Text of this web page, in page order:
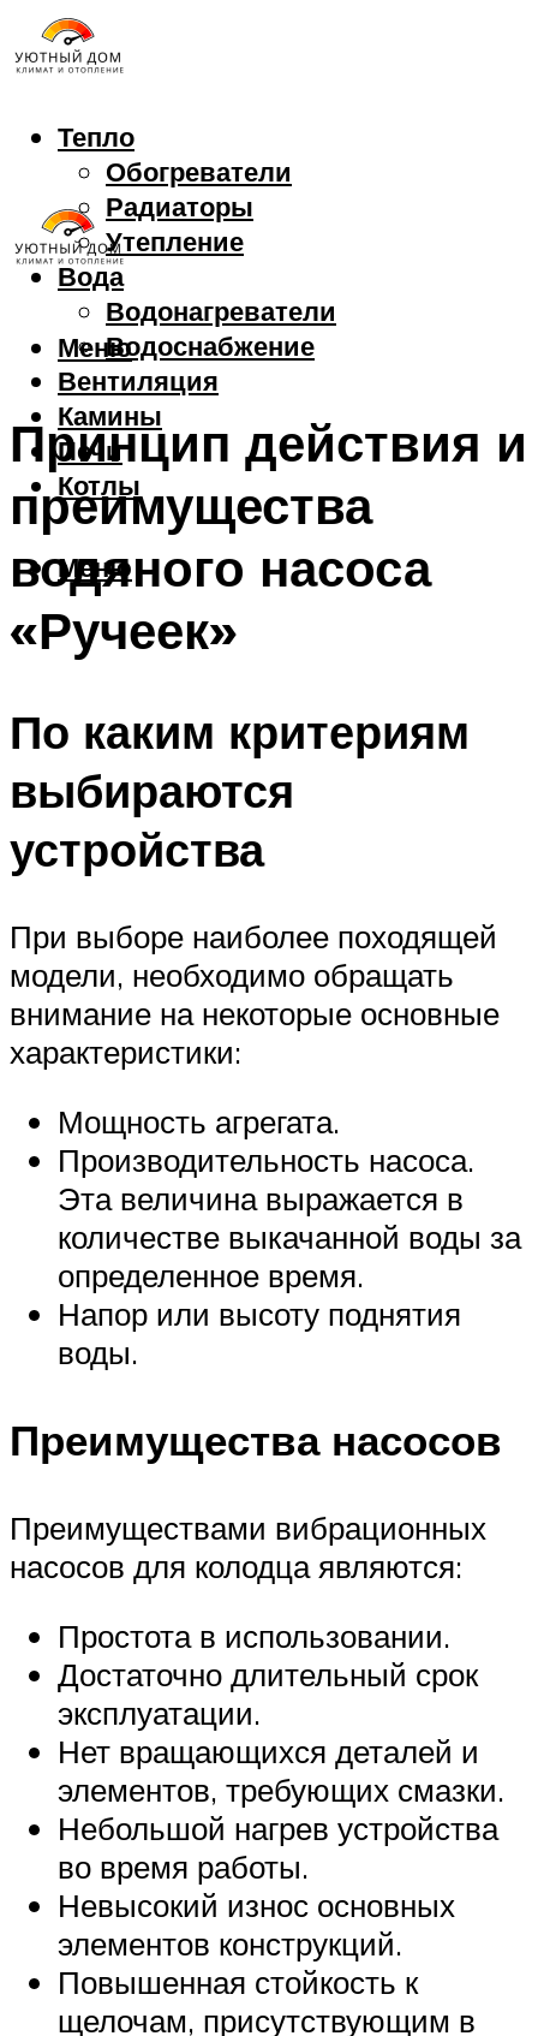
Тепло
Обогреватели
Радиаторы
Утепление
Вода
Водонагреватели
Водоснабжение
Вентиляция
Камины
Печи
Котлы
Меню
Меню
Принцип действия и
преимущества
водяного насоса
«Ручеек»
По каким критериям
выбираются
устройства
При выборе наиболее походящей
модели, необходимо обращать
внимание на некоторые основные
характеристики:
Мощность агрегата.
Производительность насоса.
Эта величина выражается в
количестве выкачанной воды за
определенное время.
Напор или высоту поднятия
воды.
Преимущества насосов
Преимуществами вибрационных
насосов для колодца являются:
Простота в использовании.
Достаточно длительный срок
эксплуатации.
Нет вращающихся деталей и
элементов, требующих смазки.
Небольшой нагрев устройства
во время работы.
Невысокий износ основных
элементов конструкций.
Повышенная стойкость к
щелочам, присутствующим в